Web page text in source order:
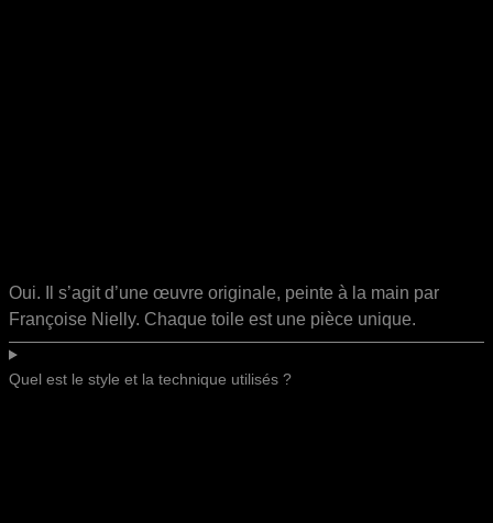
Oui. Il s’agit d’une œuvre originale, peinte à la main par
Françoise Nielly. Chaque toile est une pièce unique.
Quel est le style et la technique utilisés ?